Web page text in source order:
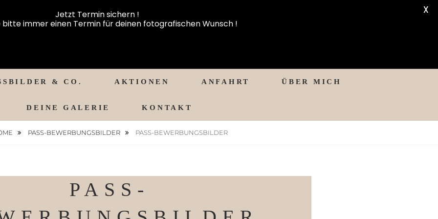
& CO. AKTIONEN ANFAHRT ÜBER MICH
DEINE GALERIE KONTAKT
PASS-BEWERBUNGSBILDER PASS-BEWERBUNGSBILDER
PASS-
Jetzt Termin sichern !
immer einen Termin für deinen fotografischen Wunsch !
X